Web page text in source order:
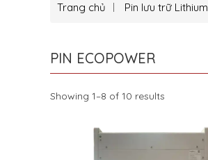
Trang chủ Pin lưu trữ Lithium
PIN ECOPOWER
Showing 1–8 of 10 results